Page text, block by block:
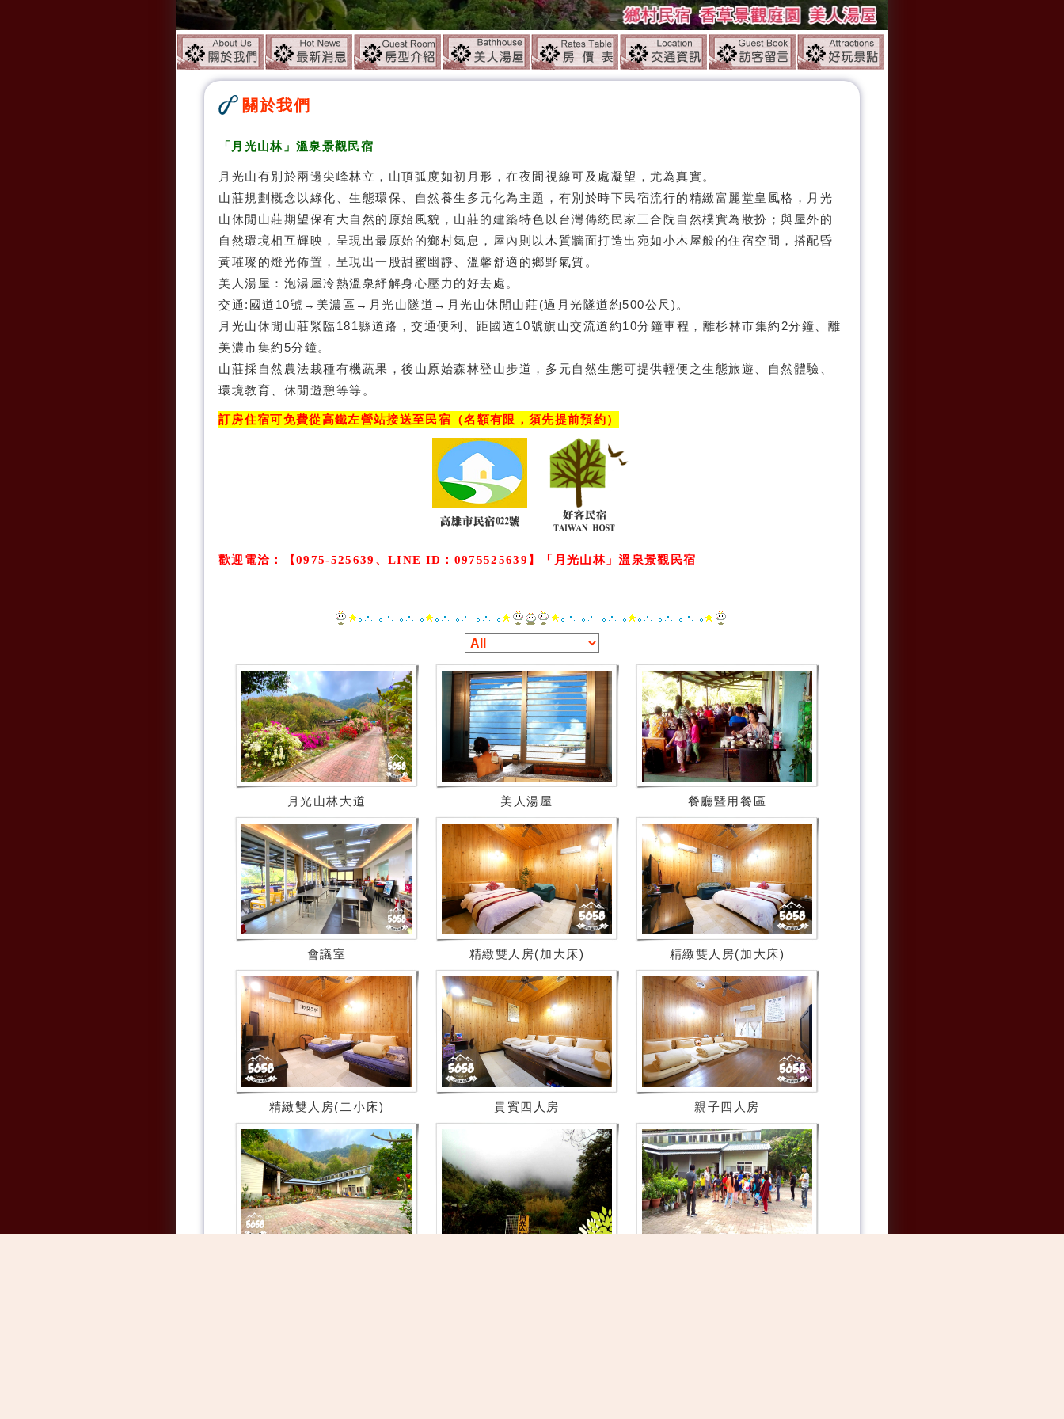
關於我們
「 月光山林 」溫泉景觀民宿
月光山有別於兩邊尖峰林立，山頂弧度如初月形，在夜間視線可及處凝望，尤為真實。
山莊規劃概念以綠化、生態環保、自然養生多元化為主題，有別於時下民宿流行的精緻富麗堂皇風格，月光
山休閒山莊期望保有大自然的原始風貌，山莊的建築特色以台灣傳統民家三合院自然樸實為妝扮；與屋外的
自然環境相互輝映，呈現出最原始的鄉村氣息，屋內則以木質牆面打造出宛如小木屋般的住宿空間，搭配昏
黃璀璨的燈光佈置，呈現出一股甜蜜幽靜、溫馨舒適的鄉野氣質。
美人湯屋：泡湯屋冷熱溫泉紓解身心壓力的好去處。
交通:國道10號→美濃區→月光山隧道→月光山休閒山莊(過月光隧道約500公尺)。
月光山休閒山莊緊臨181縣道路，交通便利、距國道10號旗山交流道約10分鐘車程，離杉林市集約2分鐘、離
美濃市集約5分鐘。
山莊採自然農法栽種有機蔬果，後山原始森林登山步道，多元自然生態可提供輕便之生態旅遊、自然體驗、
環境教育、休閒遊憩等等。
訂房住宿可免費從高鐵左營站接送至民宿（名額有限，須先提前預約）
歡迎電洽 ： 【0975-525639、LINE ID：0975525639】 「 月光山林 」溫泉景觀民宿
月光山林大道 美人湯屋 餐廳暨用餐區
會議室 精緻雙人房(加大床) 精緻雙人房(加大床)
精緻雙人房(二小床) 貴賓四人房 親子四人房